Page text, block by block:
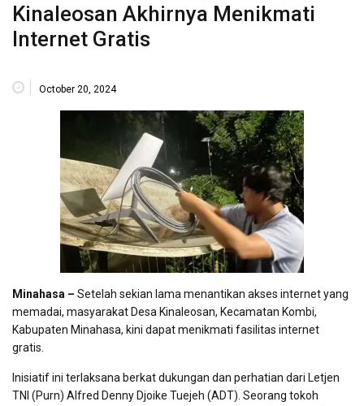
Kinaleosan Akhirnya Menikmati
Internet Gratis
October 20, 2024
Minahasa – Setelah sekian lama menantikan akses internet yang
memadai, masyarakat Desa Kinaleosan, Kecamatan Kombi,
Kabupaten Minahasa, kini dapat menikmati fasilitas internet
gratis.
Inisiatif ini terlaksana berkat dukungan dan perhatian dari Letjen
TNI (Purn) Alfred Denny Djoike Tuejeh (ADT). Seorang tokoh